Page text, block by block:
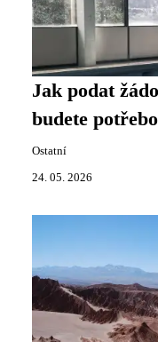
Jak podat
budete
Ostatní
24. 05. 2026